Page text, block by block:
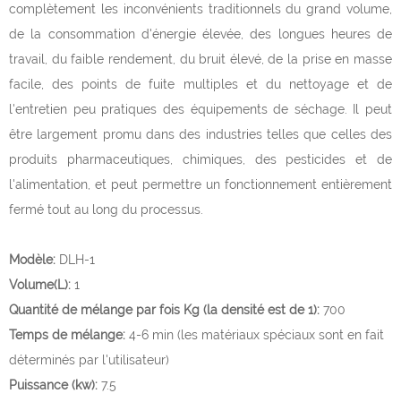
complètement les inconvénients traditionnels du grand volume,
de la consommation d'énergie élevée, des longues heures de
travail, du faible rendement, du bruit élevé, de la prise en masse
facile, des points de fuite multiples et du nettoyage et de
l'entretien peu pratiques des équipements de séchage. Il peut
être largement promu dans des industries telles que celles des
produits pharmaceutiques, chimiques, des pesticides et de
l'alimentation, et peut permettre un fonctionnement entièrement
fermé tout au long du processus.
Modèle: DLH-1
Volume(L): 1
Quantité de mélange par fois Kg (la densité est de 1): 700
Temps de mélange: 4-6 min (les matériaux spéciaux sont en fait
déterminés par l'utilisateur)
Puissance (kw): 7.5